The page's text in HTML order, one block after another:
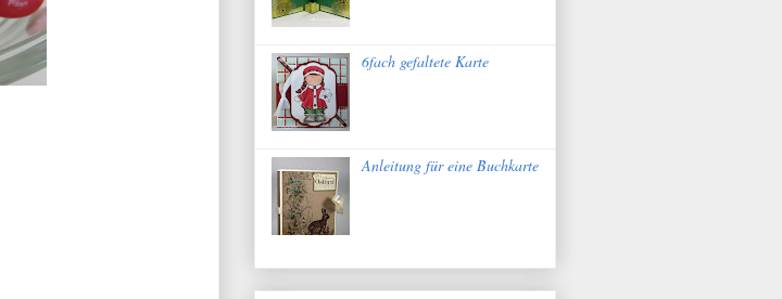
6fach gefaltete Karte
Anleitung für eine Buchkarte